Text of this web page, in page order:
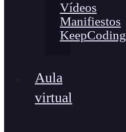
Vídeos
Manifiestos
KeepCoding
Aula
virtual